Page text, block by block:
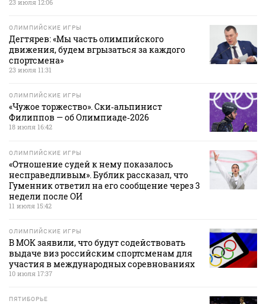
23 июля 12:06
ОЛИМПИЙСКИЕ ИГРЫ
Дегтярев: «Мы часть олимпийского
движения, будем вгрызаться за каждого
спортсмена»
23 июля 11:31
ОЛИМПИЙСКИЕ ИГРЫ
«Чужое торжество». Ски‑альпинист
Филиппов — об Олимпиаде‑2026
18 июля 16:42
ОЛИМПИЙСКИЕ ИГРЫ
«Отношение судей к нему показалось
несправедливым». Бублик рассказал, что
Гуменник ответил на его сообщение через 3
недели после ОИ
11 июля 15:42
ОЛИМПИЙСКИЕ ИГРЫ
В МОК заявили, что будут содействовать
выдаче виз российским спортсменам для
участия в международных соревнованиях
10 июля 17:37
ПЯТИБОРЬЕ